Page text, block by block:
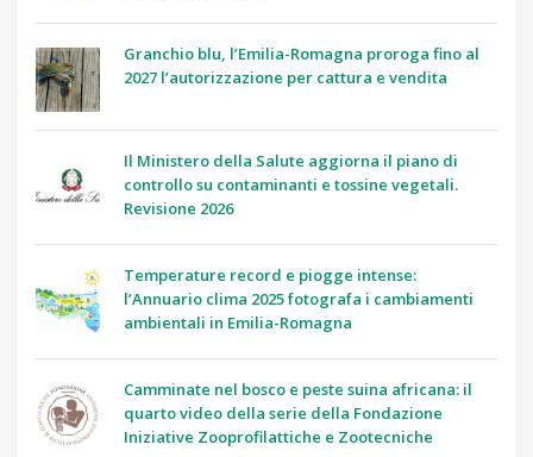
Granchio blu, l’Emilia-Romagna proroga fino al
2027 l’autorizzazione per cattura e vendita
Il Ministero della Salute aggiorna il piano di
controllo su contaminanti e tossine vegetali.
Revisione 2026
Temperature record e piogge intense:
l’Annuario clima 2025 fotografa i cambiamenti
ambientali in Emilia-Romagna
Camminate nel bosco e peste suina africana: il
quarto video della serie della Fondazione
Iniziative Zooprofilattiche e Zootecniche